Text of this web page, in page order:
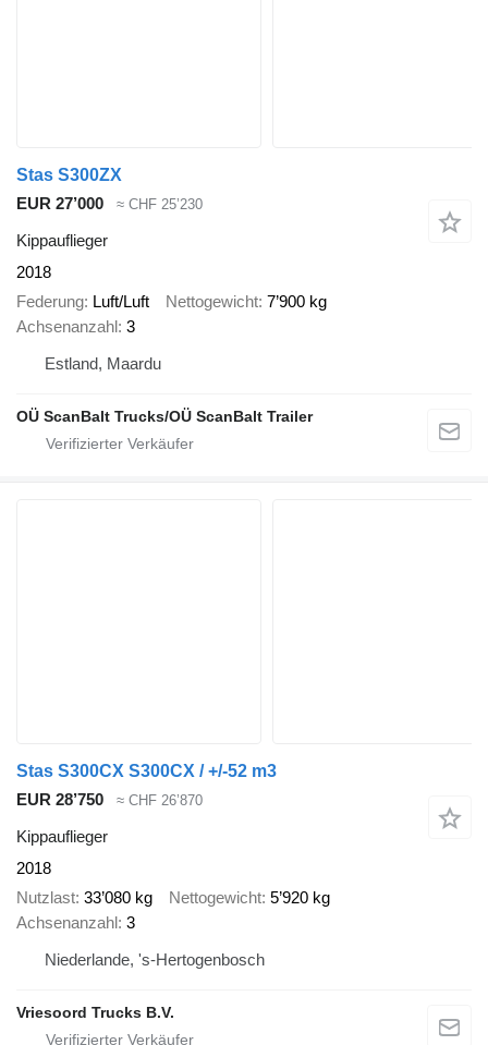
Stas S300ZX
EUR 27’000
≈ CHF 25’230
Kippauflieger
2018
Federung Luft/Luft Nettogewicht 7’900 kg
Achsenanzahl 3
Estland, Maardu
OÜ ScanBalt Trucks/OÜ ScanBalt Trailer
Stas S300CX S300CX / +/-52 m3
EUR 28’750
≈ CHF 26’870
Kippauflieger
2018
Nutzlast 33’080 kg Nettogewicht 5’920 kg
Achsenanzahl 3
Niederlande, 's-Hertogenbosch
Vriesoord Trucks B.V.